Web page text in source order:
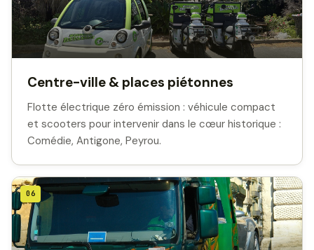
Centre-ville & places piétonnes
Flotte électrique zéro émission : véhicule compact
et scooters pour intervenir dans le cœur historique :
Comédie, Antigone, Peyrou.
06